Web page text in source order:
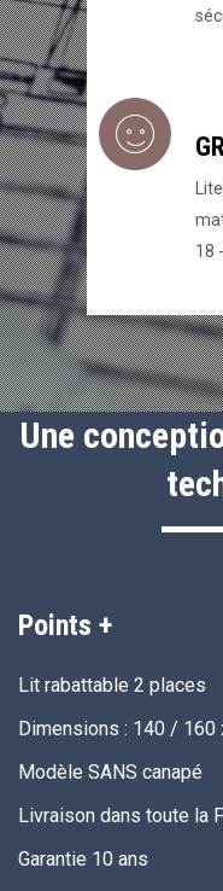
18
Une
Points +
Lit rabattable 2 places
Dimensions : 140 / 160
Modèle SANS canapé
Livraison dans toute la
Garantie 10 ans